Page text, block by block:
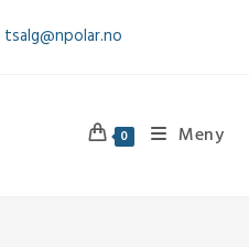
tsalg@npolar.no
0 Meny